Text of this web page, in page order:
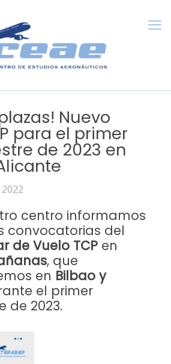
Nuevo
para el primer
de 2023 en
centro informamos
convocatorias del
de Vuelo TCP en
, que
en Bilbao y
el primer
de 2023.